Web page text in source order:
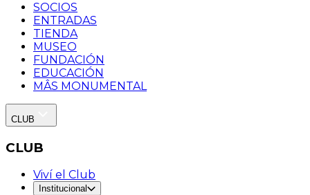
SOCIOS
ENTRADAS
TIENDA
MUSEO
FUNDACIÓN
EDUCACIÓN
MÂS MONUMENTAL
CLUB
CLUB
Viví el Club
Institucional